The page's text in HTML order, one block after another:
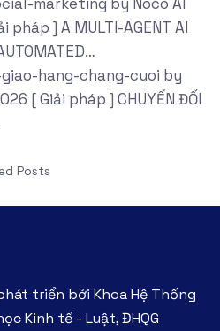
pháp ] A MULTI-AGENT AI
hang-chang-cuoi by
[ Giải pháp ] CHUYỂN ĐỔI
Posts
triển bởi Khoa Hệ Thống
Kinh tế - Luật, ĐHQG